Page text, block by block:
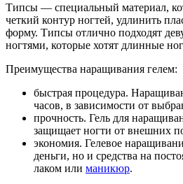
Типсы — специальный материал,
четкий контур ногтей, удлинить
форму. Типсы отлично подходят
ногтями, которые хотят длинные
Преимущества наращивания гелем:
быстрая процедура.
часов, в зависимости от
прочность. Гель для
защищает ногти от внешних
экономия. Гелевое
деньги, но и средства на
лаком или маникюр.